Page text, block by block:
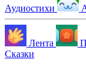
Аудиостихи
Лента
Сказки